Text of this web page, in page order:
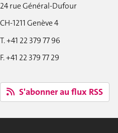
24 rue Général-Dufour
CH-1211 Genève 4
T. +41 22 379 77 96
F. +41 22 379 77 29
S'abonner au flux RSS